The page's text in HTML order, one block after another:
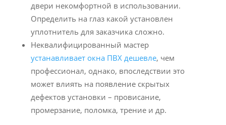
двери некомфортной в использовании.
Определить на глаз какой установлен
уплотнитель для заказчика сложно.
Неквалифицированный мастер
устанавливает окна ПВХ дешевле, чем
профессионал, однако, впоследствии это
может влиять на появление скрытых
дефектов установки – провисание,
промерзание, поломка, трение и др.